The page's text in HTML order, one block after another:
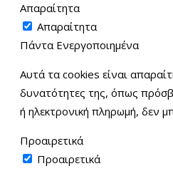
Απαραίτητα
Απαραίτητα
Πάντα Ενεργοποιημένα
Αυτά τα cookies είναι
δυνατότητες της, όπως
ή ηλεκτρονική πληρωμή, δεν
Προαιρετικά
Προαιρετικά